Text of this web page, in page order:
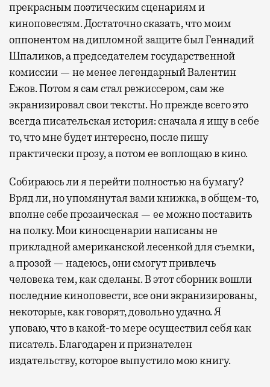
прекрасным поэтическим сценариям и
киноповестям. Достаточно сказать, что моим
оппонентом на дипломной защите был Геннадий
Шпаликов, а председателем государственной
комиссии — не менее легендарный Валентин
Ежов. Потом я сам стал режиссером, сам же
экранизировал свои тексты. Но прежде всего это
всегда писательская история: сначала я ищу в себе
то, что мне будет интересно, после пишу
практически прозу, а потом ее воплощаю в кино.
Собираюсь ли я перейти полностью на бумагу?
Вряд ли, но упомянутая вами книжка, в общем-то,
вполне себе прозаическая — ее можно поставить
на полку. Мои киносценарии написаны не
прикладной американской лесенкой для съемки,
а прозой — надеюсь, они смогут привлечь
человека тем, как сделаны. В этот сборник вошли
последние киноповести, все они экранизированы,
некоторые, как говорят, довольно удачно. Я
уповаю, что в какой-то мере осуществил себя как
писатель. Благодарен и признателен
издательству, которое выпустило мою книгу.